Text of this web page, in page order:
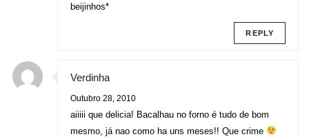
beijinhos*
REPLY
Verdinha
Outubro 28, 2010
aiiiii que delicia! Bacalhau no forno é tudo de bom
mesmo, já nao como ha uns meses!! Que crime